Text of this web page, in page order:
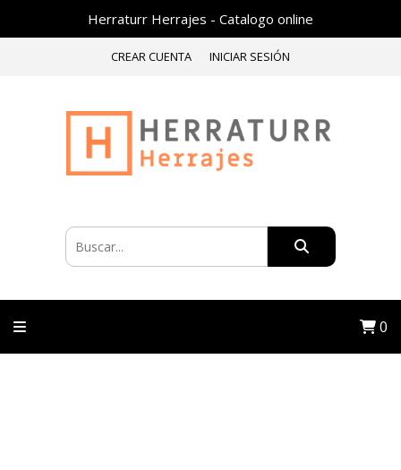
Herraturr Herrajes - Catalogo online
CREAR CUENTA INICIAR SESIÓN
0